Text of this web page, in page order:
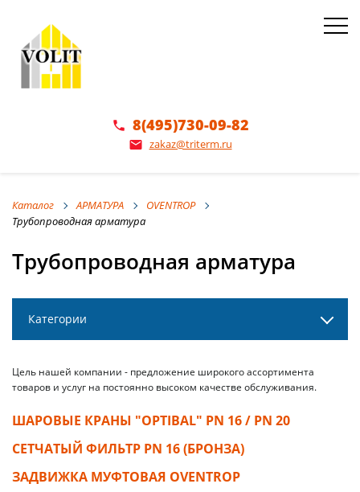
phone 8(495)730-09-82
email zakaz@triterm.ru
Каталог АРМАТУРА
OVENTROP
Трубопроводная арматура
Трубопроводная арматура
Категории
Цель нашей компании - предложение широкого ассортимента
товаров и услуг на постоянно высоком качестве обслуживания.
ШАРОВЫЕ КРАНЫ "OPTIBAL" PN 16 / PN 20
СЕТЧАТЫЙ ФИЛЬТР PN 16 (БРОНЗА)
ЗАДВИЖКА МУФТОВАЯ OVENTROP